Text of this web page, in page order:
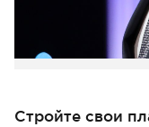
Стройте свои